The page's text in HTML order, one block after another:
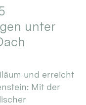
unter
und erreicht
Mit der